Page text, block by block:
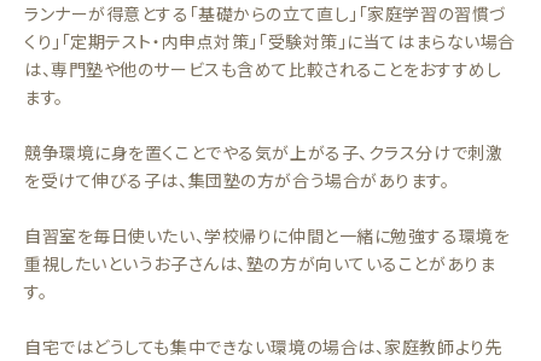
ランナーが得意とする「基礎からの立て直し」「家庭学習の習慣づ
くり」「定期テスト・内申点対策」「受験対策」に当てはまらない場合
は、専門塾や他のサービスも含めて比較されることをおすすめし
ます。
競争環境に身を置くことでやる気が上がる子、クラス分けで刺激
を受けて伸びる子は、集団塾の方が合う場合があります。
自習室を毎日使いたい、学校帰りに仲間と一緒に勉強する環境を
重視したいというお子さんは、塾の方が向いていることがありま
す。
自宅ではどうしても集中できない環境の場合は、家庭教師より先